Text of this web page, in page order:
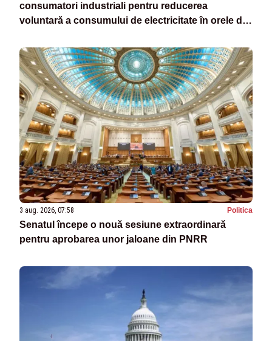
consumatori industriali pentru reducerea
voluntară a consumului de electricitate în orele de
3 aug. 2026, 07:58 Politica
Senatul începe o nouă sesiune extraordinară
pentru aprobarea unor jaloane din PNRR